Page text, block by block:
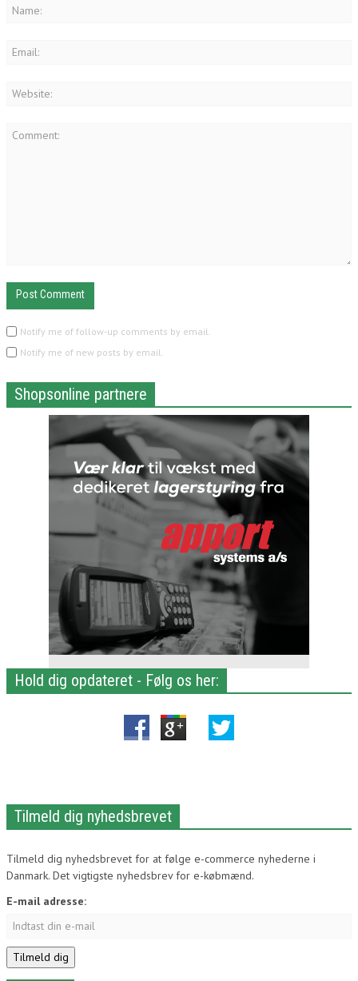
Notify me of follow-up comments by email.
Notify me of new posts by email.
Shopsonline partnere
Hold dig opdateret - Følg os her:
Tilmeld dig nyhedsbrevet
Tilmeld dig nyhedsbrevet for at følge e-commerce nyhederne i
Danmark. Det vigtigste nyhedsbrev for e-købmænd.
E-mail adresse: